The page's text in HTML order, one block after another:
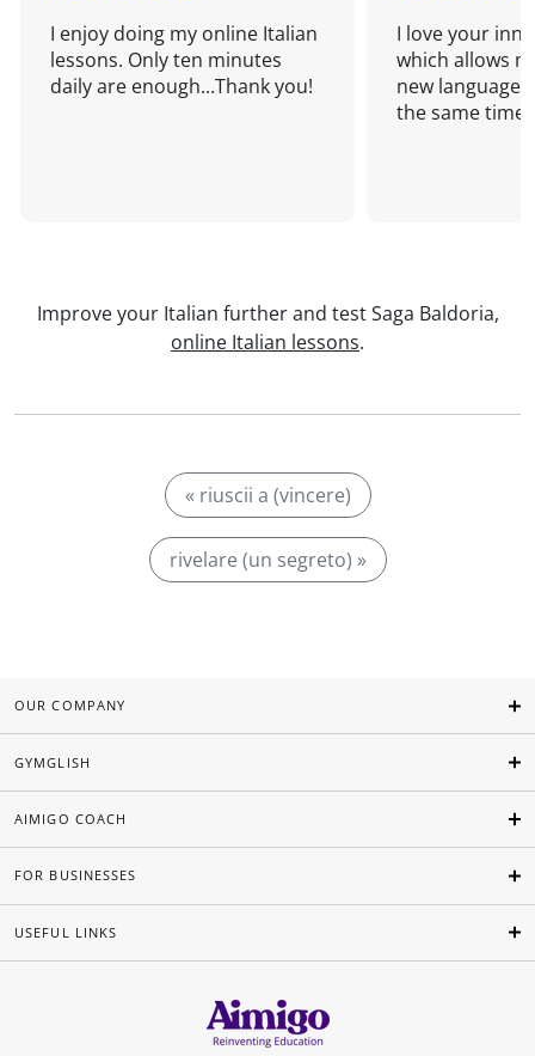
I enjoy doing my online Italian
lessons. Only ten minutes
daily are enough...Thank you!
I love your
which allows
new language
the same time!
Improve your Italian further and test Saga Baldoria,
online Italian lessons.
« riuscii a (vincere)
rivelare (un segreto) »
OUR COMPANY
GYMGLISH
AIMIGO COACH
FOR BUSINESSES
USEFUL LINKS